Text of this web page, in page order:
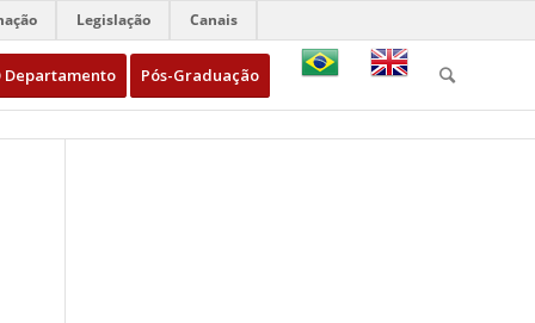
Legislação Canais
Departamento Pós-Graduação